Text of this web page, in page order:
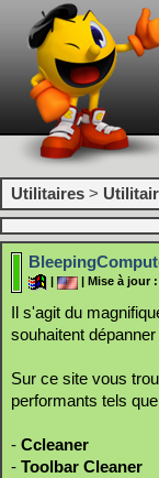
Utilitaires >
| Mise à jour
Il s'agit du
souhaitent
Sur ce site vous
performants tels
- Ccleaner
- Toolbar Cleaner